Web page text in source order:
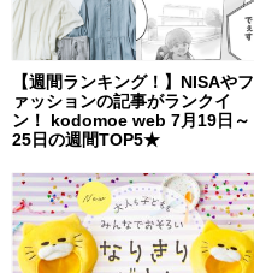
【週間ランキング！】NISAやフ
ァッションの記事がランクイ
ン！ kodomoe web 7月19日～
25日の週間TOP5★